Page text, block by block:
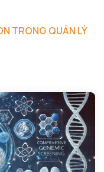
TRONG QUẢN LÝ